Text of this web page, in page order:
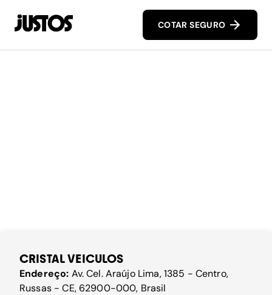
COTAR SEGURO
CRISTAL VEICULOS
Endereço: Av. Cel. Araújo Lima, 1385 - Centro,
Russas - CE, 62900-000, Brasil